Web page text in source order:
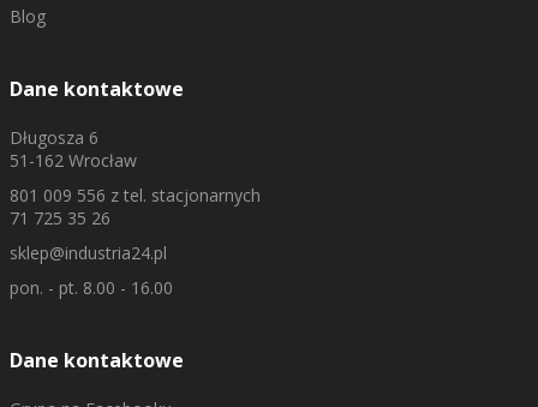
Blog
Dane kontaktowe
Długosza 6
51-162 Wrocław
801 009 556 z tel. stacjonarnych
71 725 35 26
sklep@industria24.pl
pon. - pt. 8.00 - 16.00
Dane kontaktowe